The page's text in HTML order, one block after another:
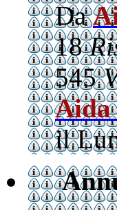
Da
18
545
Aida
il